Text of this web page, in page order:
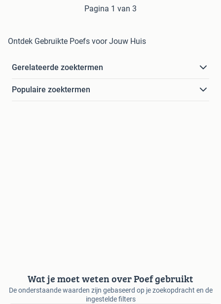
Pagina 1 van 3
Ontdek Gebruikte Poefs voor Jouw Huis
Gerelateerde zoektermen
Populaire zoektermen
Wat je moet weten over Poef gebruikt
De onderstaande waarden zijn gebaseerd op je zoekopdracht en de
ingestelde filters